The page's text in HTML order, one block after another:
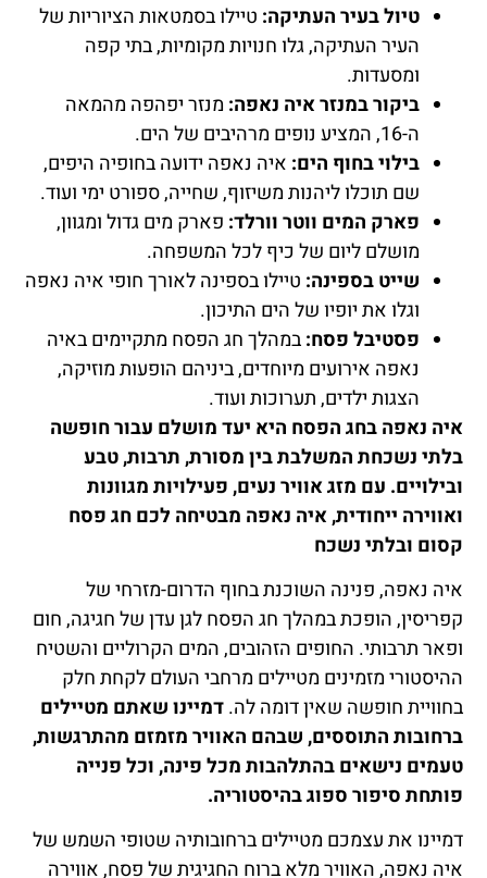
טיול בעיר העתיקה: טיילו בסמטאות הציוריות של
העיר העתיקה, גלו חנויות מקומיות, בתי קפה
ומסעדות.
ביקור במנזר איה נאפה: מנזר יפהפה מהמאה
ה-16, המציע נופים מרהיבים של הים.
בילוי בחוף הים: איה נאפה ידועה בחופיה היפים,
שם תוכלו ליהנות משיזוף, שחייה, ספורט ימי ועוד.
פארק המים ווטר וורלד: פארק מים גדול ומגוון,
מושלם ליום של כיף לכל המשפחה.
שייט בספינה: טיילו בספינה לאורך חופי איה נאפה
וגלו את יופיו של הים התיכון.
פסטיבל פסח:במהלך חג הפסח מתקיימים באיה
נאפה אירועים מיוחדים, ביניהם הופעות מוזיקה,
הצגות ילדים, תערוכות ועוד.
איה נאפה בחג הפסח היא יעד מושלם עבור חופשה
בלתי נשכחת המשלבת בין מסורת, תרבות, טבע
ובילויים. עם מזג אוויר נעים, פעילויות מגוונות
ואווירה ייחודית, איה נאפה מבטיחה לכם חג פסח
קסום ובלתי נשכח
איה נאפה, פנינה השוכנת בחוף הדרום-מזרחי של
קפריסין, הופכת במהלך חג הפסח לגן עדן של חגיגה, חום
ופאר תרבותי. החופים הזהובים, המים הקרוליים והשטיח
ההיסטורי מזמינים מטיילים מרחבי העולם לקחת חלק
בחוויית חופשה שאין דומה לה.דמיינו שאתם מטיילים
ברחובות התוססים, שבהם האוויר מזמזם מהתרגשות,
טעמים נישאים בהתלהבות מכל פינה, וכל פנייה
פותחת סיפור ספוג בהיסטוריה.
דמיינו את עצמכם מטיילים ברחובותיה שטופי השמש של
איה נאפה, האוויר מלא ברוח החגיגית של פסח, אווירה